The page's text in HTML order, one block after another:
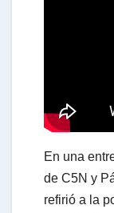
A
En una
de C5N y
refirió a la